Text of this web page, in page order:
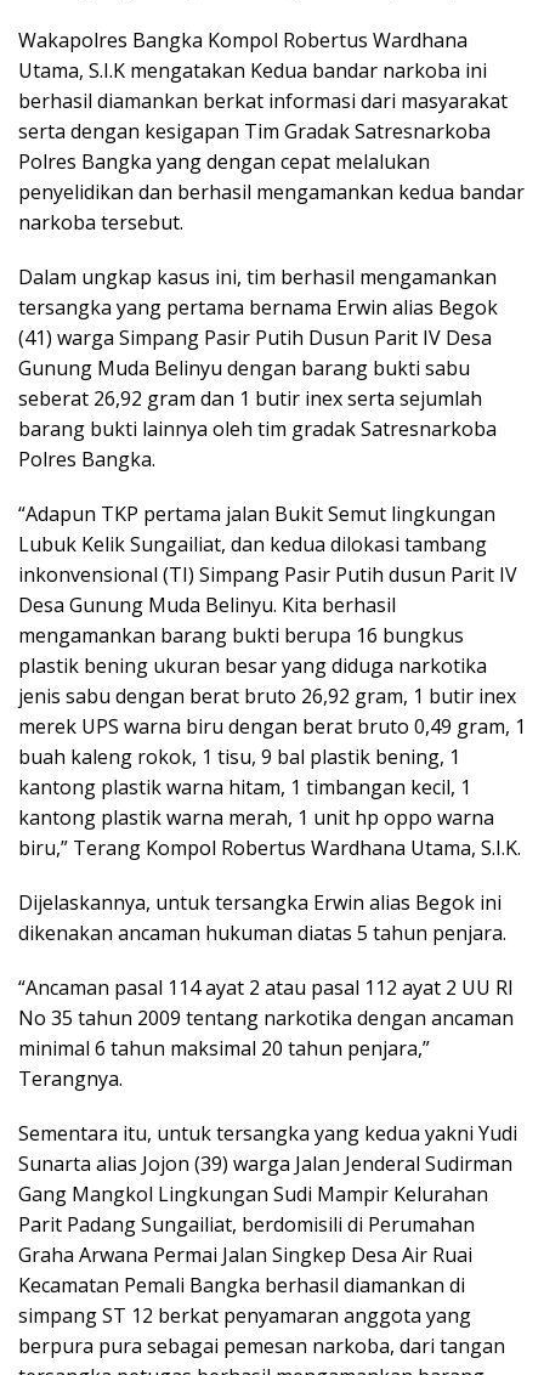
Wakapolres Bangka Kompol Robertus Wardhana
Utama, S.I.K mengatakan Kedua bandar narkoba ini
berhasil diamankan berkat informasi dari masyarakat
serta dengan kesigapan Tim Gradak Satresnarkoba
Polres Bangka yang dengan cepat melalukan
penyelidikan dan berhasil mengamankan kedua bandar
narkoba tersebut.
Dalam ungkap kasus ini, tim berhasil mengamankan
tersangka yang pertama bernama Erwin alias Begok
(41) warga Simpang Pasir Putih Dusun Parit IV Desa
Gunung Muda Belinyu dengan barang bukti sabu
seberat 26,92 gram dan 1 butir inex serta sejumlah
barang bukti lainnya oleh tim gradak Satresnarkoba
Polres Bangka.
“Adapun TKP pertama jalan Bukit Semut lingkungan
Lubuk Kelik Sungailiat, dan kedua dilokasi tambang
inkonvensional (TI) Simpang Pasir Putih dusun Parit IV
Desa Gunung Muda Belinyu. Kita berhasil
mengamankan barang bukti berupa 16 bungkus
plastik bening ukuran besar yang diduga narkotika
jenis sabu dengan berat bruto 26,92 gram, 1 butir inex
merek UPS warna biru dengan berat bruto 0,49 gram, 1
buah kaleng rokok, 1 tisu, 9 bal plastik bening, 1
kantong plastik warna hitam, 1 timbangan kecil, 1
kantong plastik warna merah, 1 unit hp oppo warna
biru,” Terang Kompol Robertus Wardhana Utama, S.I.K.
Dijelaskannya, untuk tersangka Erwin alias Begok ini
dikenakan ancaman hukuman diatas 5 tahun penjara.
“Ancaman pasal 114 ayat 2 atau pasal 112 ayat 2 UU RI
No 35 tahun 2009 tentang narkotika dengan ancaman
minimal 6 tahun maksimal 20 tahun penjara,”
Terangnya.
Sementara itu, untuk tersangka yang kedua yakni Yudi
Sunarta alias Jojon (39) warga Jalan Jenderal Sudirman
Gang Mangkol Lingkungan Sudi Mampir Kelurahan
Parit Padang Sungailiat, berdomisili di Perumahan
Graha Arwana Permai Jalan Singkep Desa Air Ruai
Kecamatan Pemali Bangka berhasil diamankan di
simpang ST 12 berkat penyamaran anggota yang
berpura pura sebagai pemesan narkoba, dari tangan